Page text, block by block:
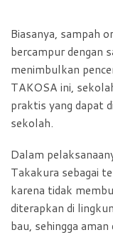
Biasanya, sampah
bercampur dengan
menimbulkan
TAKOSA ini,
praktis yang dapat
sekolah.
Dalam
Takakura sebagai
karena tidak
diterapkan di
bau, sehingga